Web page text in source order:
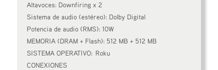
Altavoces: Downfiring x 2
Sistema de audio (estéreo): Dolby Digital
Potencia de audio (RMS): 10W
MEMORIA (DRAM + Flash): 512 MB + 512 MB
SISTEMA OPERATIVO: Roku
CONEXIONES